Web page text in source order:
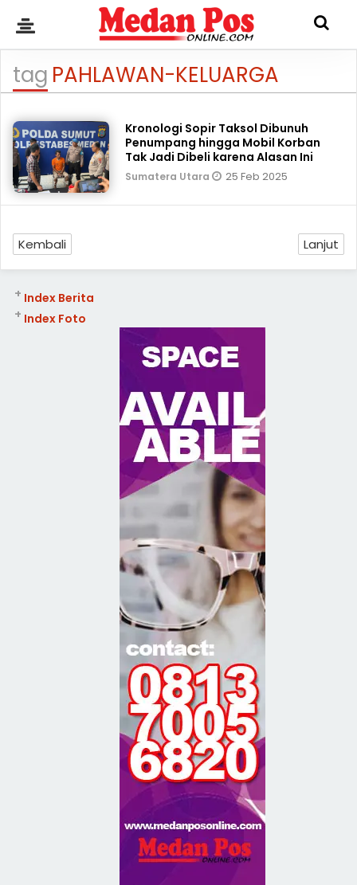
tag PAHLAWAN-KELUARGA
Kronologi Sopir Taksol Dibunuh
Penumpang hingga Mobil Korban
Tak Jadi Dibeli karena Alasan Ini
Sumatera Utara 25 Feb 2025
Kembali Lanjut
Index Berita
+
Index Foto
+